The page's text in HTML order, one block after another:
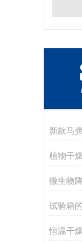
新款马
微生物
试验箱
恒温干